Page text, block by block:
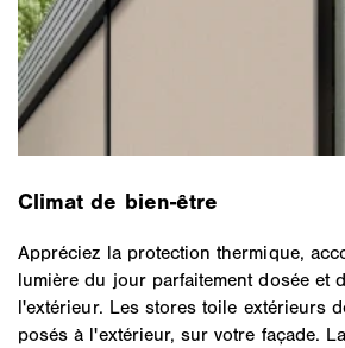
Climat de bien-être
Appréciez la protection thermique,
lumière du jour parfaitement dosée et
l'extérieur. Les stores toile extérieurs
posés à l'extérieur, sur votre façade.